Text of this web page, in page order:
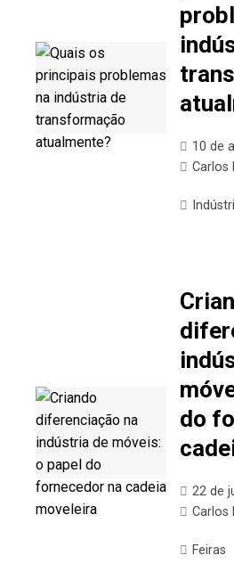
10 de
Carlos
do
22 de
Carlos
Feiras